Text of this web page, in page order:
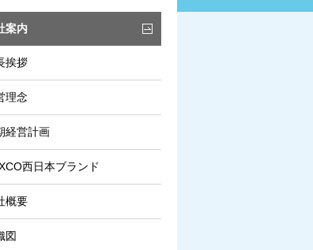
案内
挨拶
理念
経営計画
西日本ブランド
概要
図